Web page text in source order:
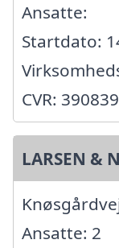
Ansatte:
Startdato:
CVR:
LARSEN &
Ansatte: 2